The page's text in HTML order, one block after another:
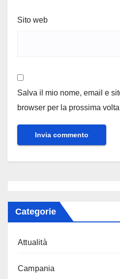
Sito web
Salva il mio nome, email e
browser per la prossima
Categorie
Attualità
Campania